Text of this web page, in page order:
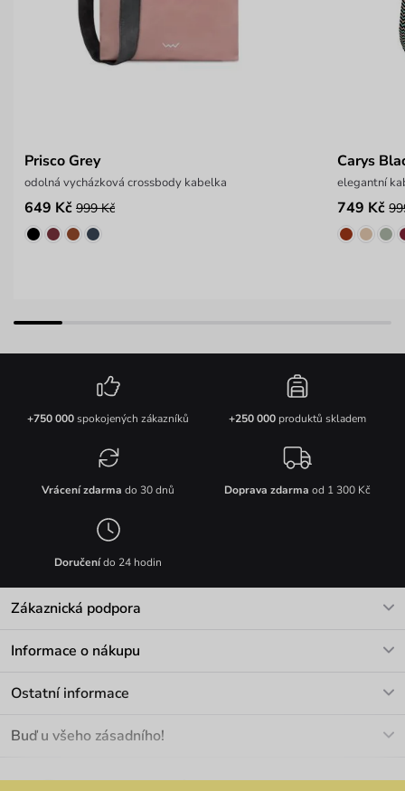
Prisco Grey
odolná vycházková crossbody kabelka
649 Kč 999 Kč
Carys
elegantní
749 Kč
+750 000spokojených zákazníků +250 000produktů skladem
Vrácení zdarma do 30 dnů Doprava zdarma od 1 300 Kč
Doručenído 24 hodin
Zákaznická podpora
Informace o nákupu
Materiály a údržba
Ostatní informace
Velkoobchod
Buď u všeho zásadního!